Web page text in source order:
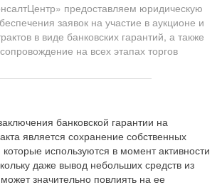
предоставляем юридическую
заявок на участие в аукционе и
в виде банковских гарантий, а также
на всех этапах торгов
банковской гарантии на
является сохранение собственных
используются в момент активности
даже вывод небольших средств из
значительно повлиять на ее